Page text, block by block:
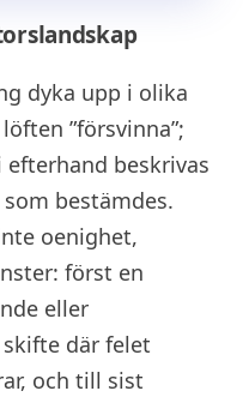
dyka upp i olika
”försvinna”;
beskrivas
bestämdes.
oenighet,
först en
eller
där felet
och till sist